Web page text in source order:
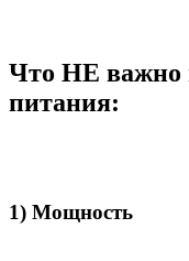
Что НЕ важно
питания:
1) Мощность